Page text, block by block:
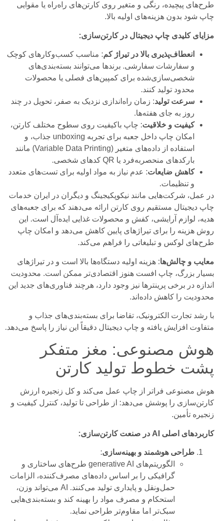
طرح‌های پیچیده، رنگی و متغیر روی کارتن‌های راه‌راه یا مقوایی
چاپ شود بدون هزینه‌های اولیه بالا.
مزایای کلیدی چاپ دیجیتال در کارتن‌سازی:
انعطاف‌پذیری بالا در تیراژ کم: مناسب کسب‌وکارهای کوچک
و سفارشات سفارشی. برندها می‌توانند بسته‌بندی‌های
شخصی‌سازی‌شده برای کمپین‌های فصلی یا محصولات
محدود تولید کنند.
سرعت تولید: زمان راه‌اندازی نزدیک به صفر، تحویل در چند
روز به جای هفته‌ها.
کیفیت و خلاقیت: چاپ باکیفیت روی سطوح مختلف کارتن،
امکان چاپ داخل جعبه برای تجربه unboxing جذاب، و
استفاده از داده‌های متغیر (Variable Data Printing) مانند
بارکدهای منحصربه‌فرد یا QR کدهای شخصی.
کاهش ضایعات: عدم نیاز به مواد اولیه برای تست‌های متعدد
و تنظیمات.
در عمل، شرکت‌هایی مانند نیکوپکیجینگ و دیگران در ایران خدمات
چاپ دیجیتال مستقیم روی کارتن ارائه می‌دهند که برای جعبه‌های
هدیه، لوازم آرایشی، کفش و محصولات غذایی ایده‌آل است. این
روش هزینه را برای تیراژهای پایین کاهش می‌دهد و امکان چاپ
طرح‌های لوکس و تبلیغاتی را فراهم می‌کند.
معایب و چالش‌ها: هزینه اولیه دستگاه‌ها بالا است و در تیراژهای
بسیار بزرگ، چاپ افست هنوز اقتصادی‌تر ممکن است. محدودیت
اندازه در برخی پرینترها نیز وجود دارد، هرچند فناوری‌های جدید این
محدودیت را کاهش داده‌اند.
با رشد تجارت الکترونیک، تقاضا برای بسته‌بندی‌های جذاب و
متفاوت افزایش یافته و چاپ دیجیتال دقیقاً این نیاز را پاسخ می‌دهد.
هوش مصنوعی: مغز متفکر
پشت خطوط تولید کارتن
هوش مصنوعی فراتر از چاپ عمل می‌کند و کل زنجیره ارزش
کارتن‌سازی را پوشش می‌دهد: از طراحی تا تولید، کنترل کیفیت و
زنجیره تأمین.
کاربردهای اصلی AI در صنعت کارتن‌سازی:
طراحی هوشمند و بهینه‌سازی:
الگوریتم‌های generative AI طرح‌های ساختاری و
گرافیکی را بر اساس داده‌های مصرف‌کننده، الزامات
حمل‌ونقل و پایداری تولید می‌کنند. AI می‌تواند وزن،
استحکام و مصرف مواد را بهینه کند و بسته‌بندی‌هایی
سبک‌تر اما مقاوم‌تر طراحی نماید.